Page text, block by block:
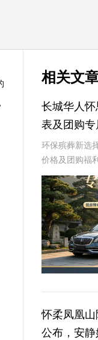
相关文
长城华人
表及团购
环保殡葬新选
价格及团购福
话:400-838-
划日益细致，
葬方式逐渐走
怀柔凤凰
公布，安